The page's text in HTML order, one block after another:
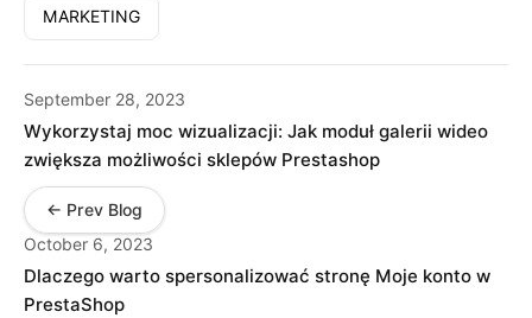
MARKETING
September 28, 2023
Wykorzystaj moc wizualizacji: Jak moduł galerii wideo
zwiększa możliwości sklepów Prestashop
← Prev Blog
October 6, 2023
Dlaczego warto spersonalizować stronę Moje konto w
PrestaShop